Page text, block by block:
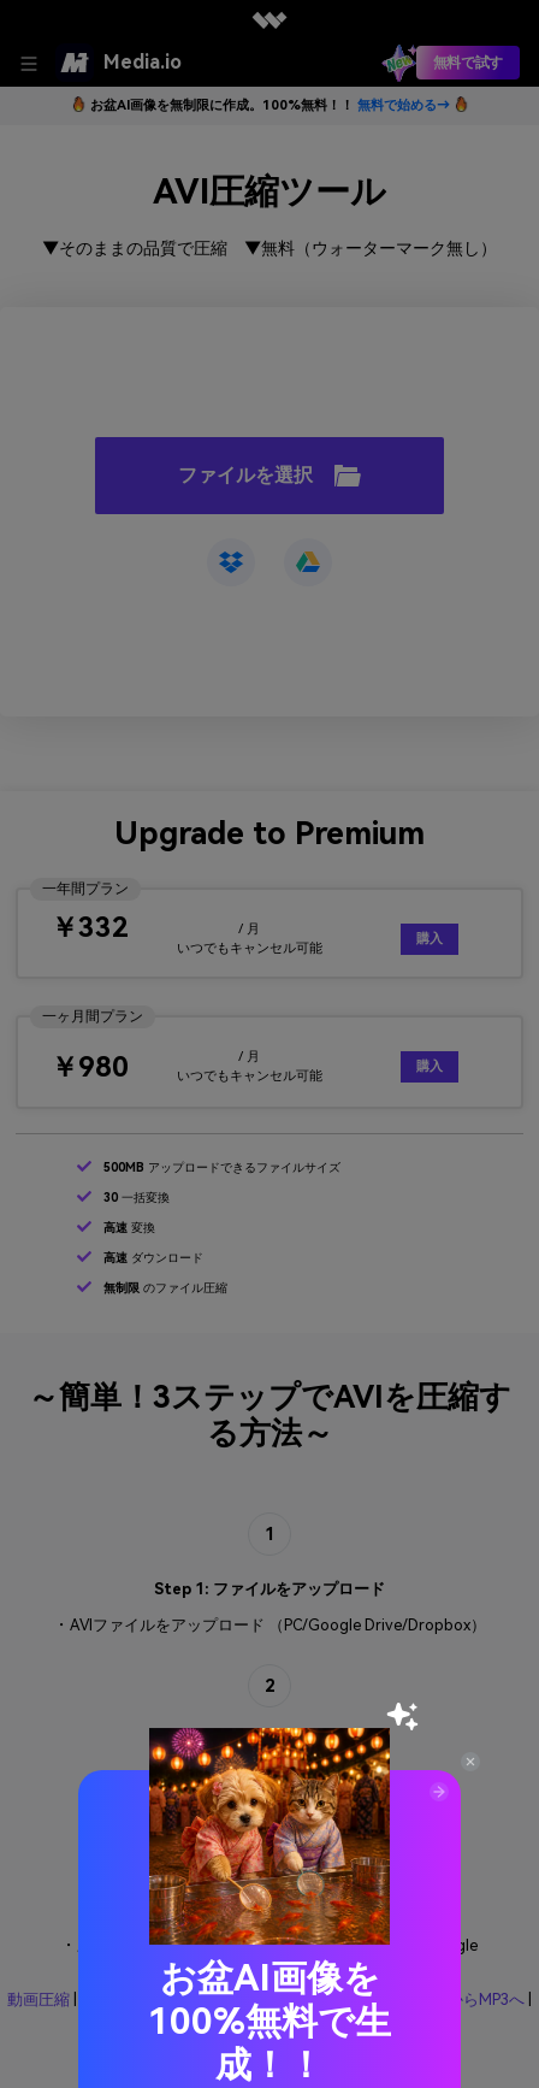
Media.io 無料で試す
お盆AI画像を無制限に作成。100%無料！！ 無料で始める→
AVI圧縮ツール
▼そのままの品質で圧縮 ▼無料（ウォーターマーク無し）
ファイルを選択
Upgrade to Premium
一年間プラン
￥332
/ 月
いつでもキャンセル可能
購入
一ヶ月間プラン
￥980
/ 月
いつでもキャンセル可能
購入
500MB アップロードできるファイルサイズ
30一括変換
高速変換
高速ダウンロード
無制限 のファイル圧縮
～簡単！3ステップでAVIを圧縮す
る方法～
1
Step 1: ファイルをアップロード
・AVIファイルをアップロード （PC/Google Drive/Dropbox）
2
Step 2: 設定を変更
・設定を詳細えを変更して、
圧縮をクリック
3
Step 3: 圧縮したファイルを保存
・圧縮したAVIフアイルをダウンロード＆保存 （PC/Google
Drive/Dropbox）
動画圧縮
MOV圧縮|AVI圧縮 | MOVからMP4へ MP4からMP3へ
WAVからMP3へ |MP3からWAVへ |WMVからMP4へ
お盆AI画像を
100%無料で生
成！！